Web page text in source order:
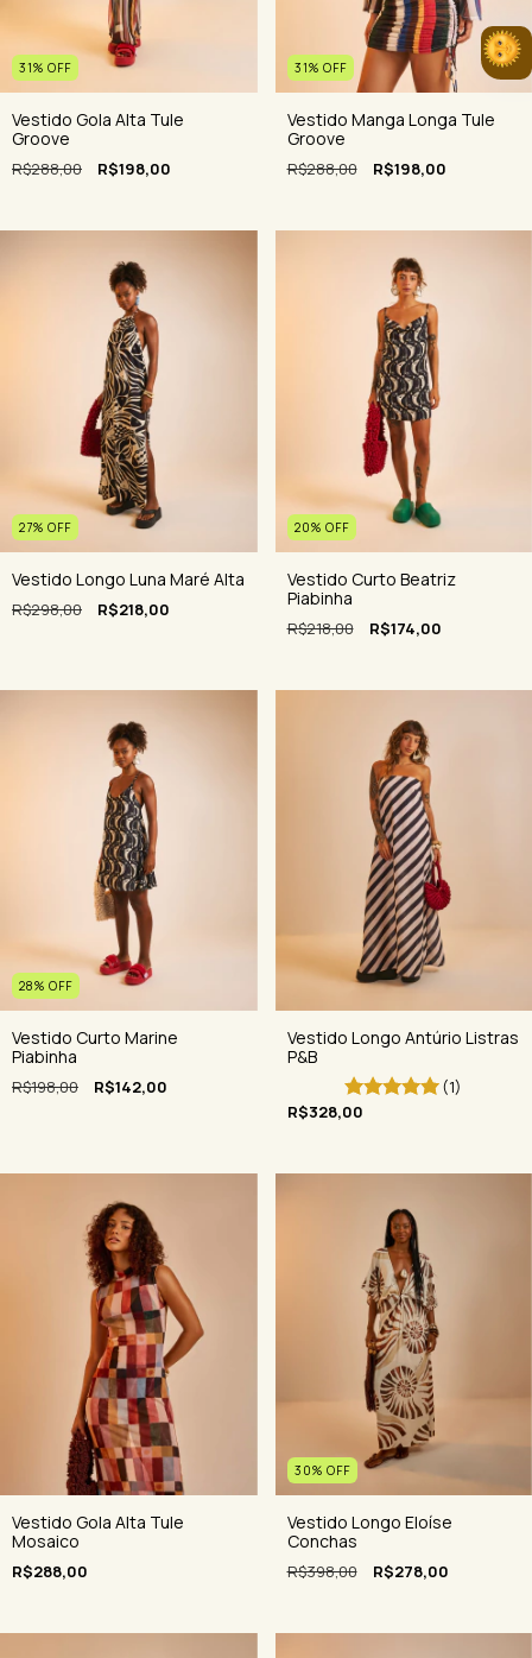
31% OFF
Vestido Gola Alta Tule
Groove
R$288,00 R$198,00
31% OFF
Vestido Manga Longa Tule
Groove
R$288,00 R$198,00
27% OFF
Vestido Longo Luna Maré Alta
R$298,00 R$218,00
20% OFF
Vestido Curto Beatriz
Piabinha
R$218,00 R$174,00
28% OFF
Vestido Curto Marine
Piabinha
R$198,00 R$142,00
Vestido Longo Antúrio Listras
P&B
(1)
R$328,00
Vestido Gola Alta Tule
Mosaico
R$288,00
30% OFF
Vestido Longo Eloíse
Conchas
R$398,00 R$278,00